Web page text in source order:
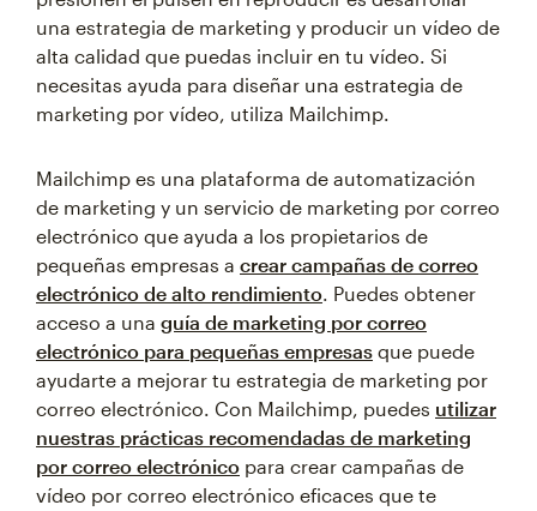
una estrategia de marketing y producir un vídeo de
alta calidad que puedas incluir en tu vídeo. Si
necesitas ayuda para diseñar una estrategia de
marketing por vídeo, utiliza Mailchimp.
Mailchimp es una plataforma de automatización
de marketing y un servicio de marketing por correo
electrónico que ayuda a los propietarios de
pequeñas empresas a crear campañas de correo
electrónico de alto rendimiento. Puedes obtener
acceso a una guía de marketing por correo
electrónico para pequeñas empresas que puede
ayudarte a mejorar tu estrategia de marketing por
correo electrónico. Con Mailchimp, puedes utilizar
nuestras prácticas recomendadas de marketing
por correo electrónico para crear campañas de
vídeo por correo electrónico eficaces que te